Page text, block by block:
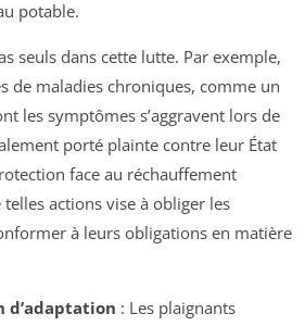
potable.
seuls dans cette lutte. Par exemple,
de maladies chroniques, comme un
les symptômes s’aggravent lors de
porté plainte contre leur État
face au réchauffement
actions vise à obliger les
à leurs obligations en matière
d’adaptation : Les plaignants